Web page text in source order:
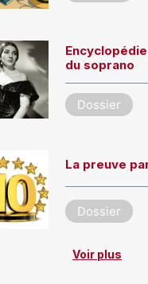
du soprano
Dossier
La preuve
Dossier
Voir plus